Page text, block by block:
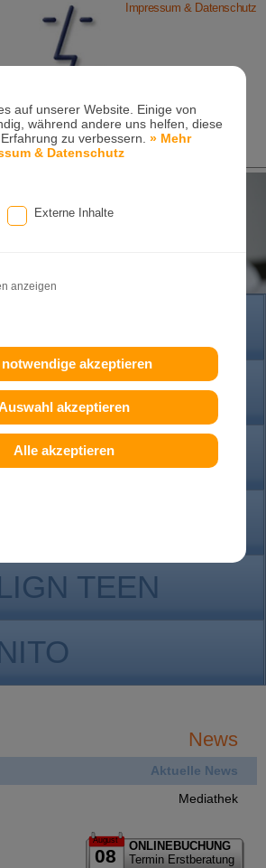
auf unserer Website. Einige von
während andere uns helfen, diese
zu verbessern.» Mehr
& Datenschutz
Externe Inhalte
anzeigen
notwendige akzeptieren
akzeptieren
Alle akzeptieren
Impressum & Datenschutz
Praxis
für Kinder und
TEEN
News
Aktuelle News
Mediathek
August
08
ONLINEBUCHUNG
Termin Erstberatung